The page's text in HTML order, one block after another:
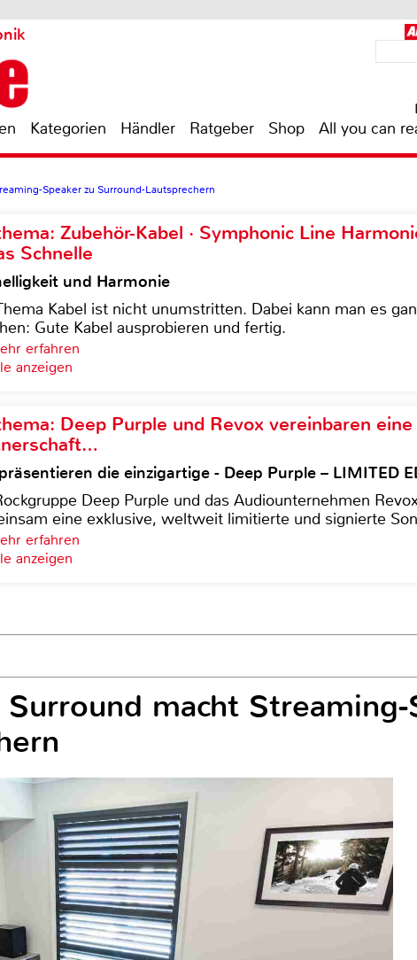
Kategorien Händler Ratgeber Shop All you can
Speaker zu Surround-Lautsprechern
Zubehör-Kabel · Symphonic Line
Schnelle
und Harmonie
Kabel ist nicht unumstritten. Dabei kann man es
Gute Kabel ausprobieren und fertig.
erfahren
anzeigen
Deep Purple und Revox vereinbaren eine
die einzigartige - Deep Purple – LIMITED
Deep Purple und das Audiounternehmen
eine exklusive, weltweit limitierte und signierte
erfahren
anzeigen
macht Streaming-